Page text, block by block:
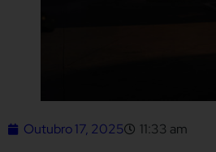
Outubro 17, 2025 11:33 am